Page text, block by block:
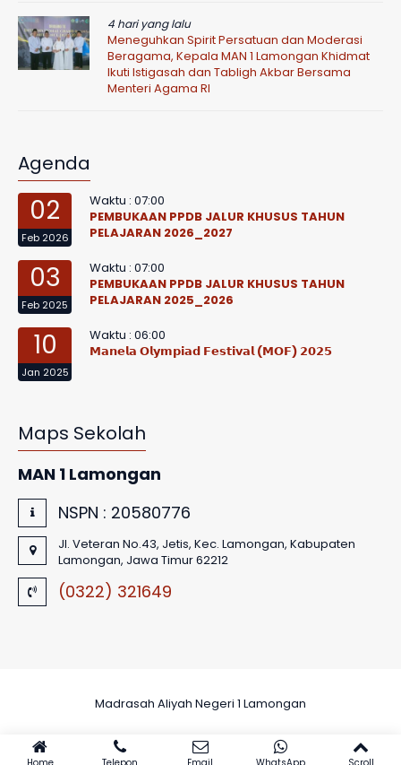
4 hari yang lalu
Meneguhkan Spirit Persatuan dan Moderasi
Beragama, Kepala MAN 1 Lamongan Khidmat
Ikuti Istigasah dan Tabligh Akbar Bersama
Menteri Agama RI
Agenda
02
Feb 2026
Waktu : 07:00
PEMBUKAAN PPDB JALUR KHUSUS TAHUN
PELAJARAN 2026_2027
03
Feb 2025
Waktu : 07:00
PEMBUKAAN PPDB JALUR KHUSUS TAHUN
PELAJARAN 2025_2026
10
Jan 2025
Waktu : 06:00
𝗠𝗮𝗻𝗲𝗹𝗮 𝗢𝗹𝘆𝗺𝗽𝗶𝗮𝗱 𝗙𝗲𝘀𝘁𝗶𝘃𝗮𝗹 (𝗠𝗢𝗙) 𝟮𝟬𝟮𝟱
Maps Sekolah
MAN 1 Lamongan
NSPN : 20580776
Jl. Veteran No.43, Jetis, Kec. Lamongan, Kabupaten
Lamongan, Jawa Timur 62212
(0322) 321649
Madrasah Aliyah Negeri 1 Lamongan